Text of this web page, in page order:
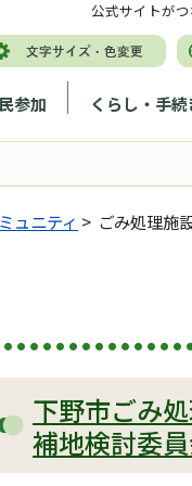
参加 くらし・手
公式サイトが
ュニティ > ごみ処理施
下野市ごみ
補地検討委